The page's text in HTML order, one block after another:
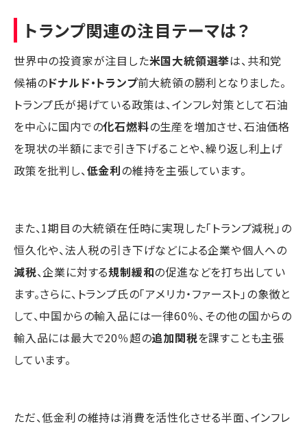
トランプ関連の注目テーマは？
世界中の投資家が注目した米国大統領選挙は、共和党
候補のドナルド・トランプ前大統領の勝利となりました。
トランプ氏が掲げている政策は、インフレ対策として石油
を中心に国内での化石燃料の生産を増加させ、石油価格
を現状の半額にまで引き下げることや、繰り返し利上げ
政策を批判し、低金利の維持を主張しています。
また、1期目の大統領在任時に実現した「トランプ減税」の
恒久化や、法人税の引き下げなどによる企業や個人への
減税、企業に対する規制緩和の促進などを打ち出してい
ます。さらに、トランプ氏の「アメリカ・ファースト」の象徴と
して、中国からの輸入品には一律60％、その他の国からの
輸入品には最大で20％超の追加関税を課すことも主張
しています。
ただ、低金利の維持は消費を活性化させる半面、インフレ